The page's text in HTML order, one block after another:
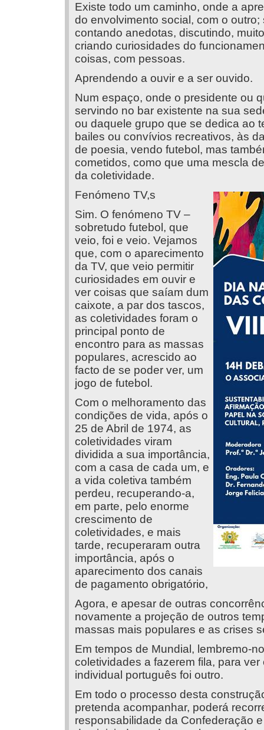
Existe todo um caminho, onde a
do envolvimento social, com o
contando anedotas, discutindo,
criando curiosidades do
coisas, com pessoas.
Aprendendo a ouvir e a ser ouvido.
Num espaço, onde o presidente ou
servindo no bar existente na sua
ou daquele grupo que se dedica ao
bailes ou convívios recreativos, às
de poesia, vendo futebol, mas
cometidos, como que uma mescla
da coletividade.
Fenómeno TV,s
Sim. O fenómeno TV –
sobretudo futebol, que
veio, foi e veio. Vejamos
que, com o aparecimento
da TV, que veio permitir
curiosidades em ouvir e
ver coisas que saíam dum
caixote, a par dos tascos,
as coletividades foram o
principal ponto de
encontro para as massas
populares, acrescido ao
facto de se poder ver, um
jogo de futebol.
Com o melhoramento das
condições de vida, após o
25 de Abril de 1974, as
coletividades viram
dividida a sua importância,
com a casa de cada um, e
a vida coletiva também
perdeu, recuperando-a,
em parte, pelo enorme
crescimento de
coletividades, e mais
tarde, recuperaram outra
importância, após o
aparecimento dos canais
de pagamento obrigatório,
Agora, e apesar de outras
novamente a projeção de outros
massas mais populares e as crises
Em tempos de Mundial, lembremo-
coletividades a fazerem fila, para
individual português foi outro.
Em todo o processo desta
pretenda acompanhar, poderá
responsabilidade da Confederação